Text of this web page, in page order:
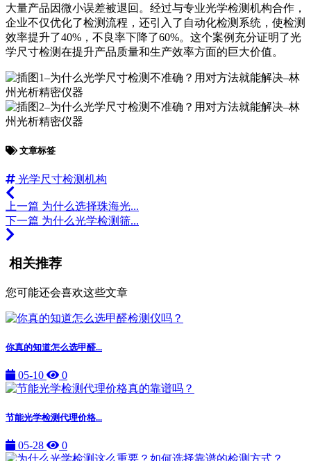
大量产品因微小误差被退回。经过与专业光学检测机构合作，
企业不仅优化了检测流程，还引入了自动化检测系统，使检测
效率提升了40%，不良率下降了60%。这个案例充分证明了光
学尺寸检测在提升产品质量和生产效率方面的巨大价值。
文章标签
光学尺寸检测机构
上一篇 为什么选择珠海光...
下一篇 为什么光学检测筛...
相关推荐
您可能还会喜欢这些文章
你真的知道怎么选甲醛...
05-10 0
节能光学检测代理价格...
05-28 0